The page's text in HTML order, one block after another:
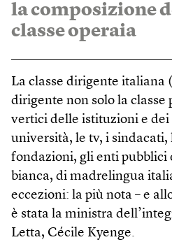
la composizione
classe operaia
La classe dirigente italiana
dirigente non solo la classe
vertici delle istituzioni e
università, le tv, i sindacati,
fondazioni, gli enti pubblici
bianca, di madrelingua
eccezioni: la più nota – e
è stata la ministra
Letta, Cécile Kyenge.